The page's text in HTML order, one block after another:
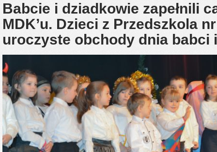
Babcie i dziadkowie zapełnili
MDK’u. Dzieci z Przedszkola
uroczyste obchody dnia babci